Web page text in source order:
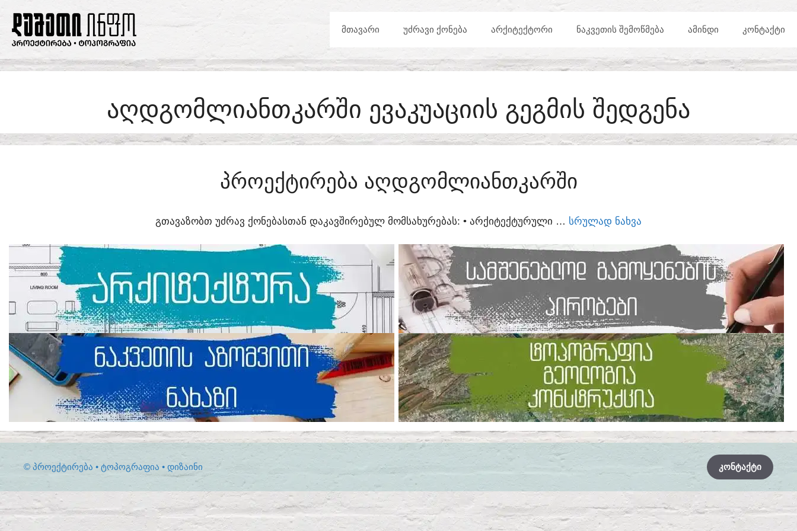
CONTENT
ᲛᲗᲐᲕᲐᲠᲘ ᲣᲫᲠᲐᲕᲘ ᲥᲝᲜᲔᲑᲐ ᲐᲠᲥᲘᲢᲔᲥᲢᲝᲠᲘ ᲜᲐᲙᲕᲔᲗᲘᲡ ᲨᲔᲛᲝᲬᲛᲔᲑᲐ ᲐᲛᲘᲜᲓᲘ ᲙᲝᲜᲢᲐᲥᲢᲘ
ᲐᲦᲓᲒᲝᲛᲚᲘᲐᲜᲗᲙᲐᲠᲨᲘ ᲔᲕᲐᲙᲣᲐᲪᲘᲘᲡ ᲒᲔᲒᲛᲘᲡ ᲨᲔᲓᲒᲔᲜᲐ
ᲞᲠᲝᲔᲥᲢᲘᲠᲔᲑᲐ ᲐᲦᲓᲒᲝᲛᲚᲘᲐᲜᲗᲙᲐᲠᲨᲘ
ᲒᲗᲐᲕᲐᲖᲝᲑᲗ ᲣᲫᲠᲐᲕ ᲥᲝᲜᲔᲑᲐᲡᲗᲐᲜ ᲓᲐᲙᲐᲕᲨᲘᲠᲔᲑᲣᲚ ᲛᲝᲛᲡᲐᲮᲣᲠᲔᲑᲐᲡ:​ • ᲐᲠᲥᲘᲢᲔᲥᲢᲣᲠᲣᲚᲘ … ᲡᲠᲣᲚᲐᲓ ᲜᲐᲮᲕᲐ
ᲙᲝᲜᲢᲐᲥᲢᲘ
© ᲞᲠᲝᲔᲥᲢᲘᲠᲔᲑᲐ • ᲢᲝᲞᲝᲒᲠᲐᲤᲘᲐ • ᲓᲘᲖᲐᲘᲜᲘ